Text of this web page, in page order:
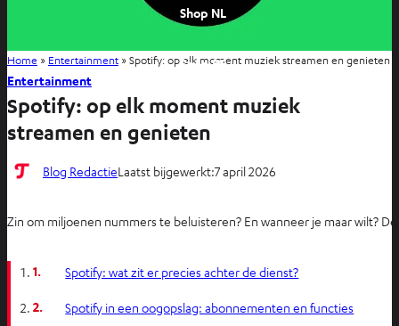
Shop NL
Shop BE
Home » Entertainment »Spotify: op elk moment muziek streamen en genieten
Entertainment
Spotify: op elk moment muziek
streamen en genieten
Blog RedactieLaatst bijgewerkt:7 april 2026
Zin om miljoenen nummers te beluisteren? En wanneer je maar wilt?
1. Spotify: wat zit er precies achter de dienst?
2. Spotify in een oogopslag: abonnementen en functies